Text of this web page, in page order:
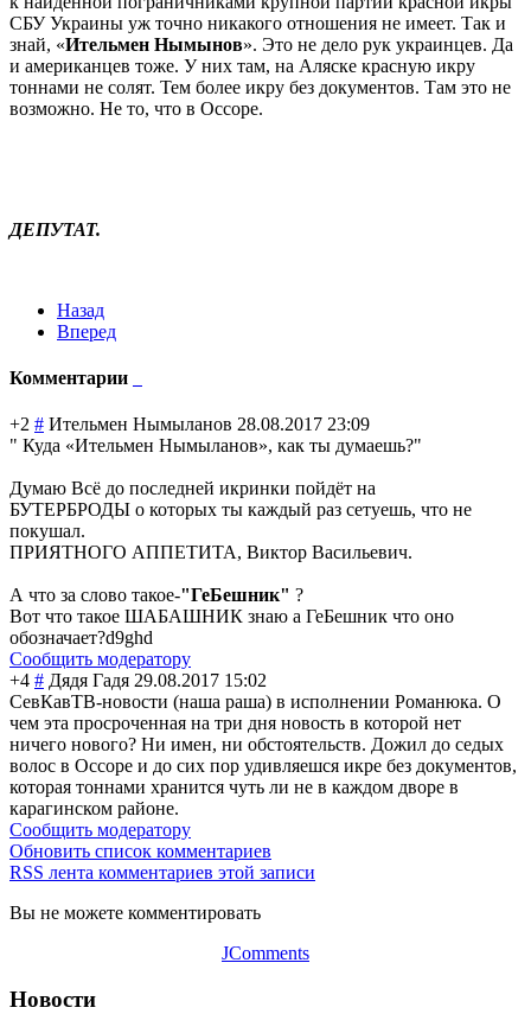
СБУ Украины уж точно никакого отношения не имеет. Так и
знай, «Ительмен Нымынов». Это не дело рук украинцев. Да
и американцев тоже. У них там, на Аляске красную икру
тоннами не солят. Тем более икру без документов. Там это не
возможно. Не то, что в Оссоре.
ДЕПУТАТ.
Назад
Вперед
Комментарии
+2 # Ительмен Нымыланов 28.08.2017 23:09
" Куда «Ительмен Нымыланов», как ты думаешь?"
Думаю Всё до последней икринки пойдёт на
БУТЕРБРОДЫ о которых ты каждый раз сетуешь, что не
покушал.
ПРИЯТНОГО АППЕТИТА, Виктор Васильевич.
А что за слово такое-"ГеБешник" ?
Вот что такое ШАБАШНИК знаю а ГеБешник что оно
обозначает?d9ghd
Сообщить модератору
+4 # Дядя Гадя 29.08.2017 15:02
СевКавТВ-новости (наша раша) в исполнении Романюка. О
чем эта просроченная на три дня новость в которой нет
ничего нового? Ни имен, ни обстоятельств. Дожил до седых
волос в Оссоре и до сих пор удивляешся икре без документов,
которая тоннами хранится чуть ли не в каждом дворе в
карагинском районе.
Сообщить модератору
Обновить список комментариев
RSS лента комментариев этой записи
Вы не можете комментировать
JComments
Новости